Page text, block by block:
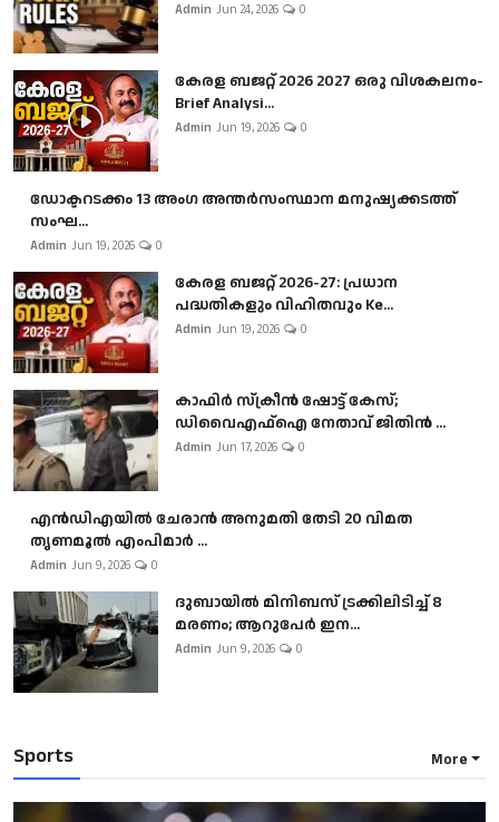
Admin Jun 24, 2026 0
കേരള ബജറ്റ് 2026 2027 ഒരു വിശകലനം-
Brief Analysi...
Admin Jun 19, 2026 0
ഡോക്ടറടക്കം 13 അംഗ അന്തർസംസ്ഥാന മനുഷ്യക്കടത്ത്
സംഘ...
Admin Jun 19, 2026 0
കേരള ബജറ്റ് 2026-27: പ്രധാന
പദ്ധതികളും വിഹിതവും Ke...
Admin Jun 19, 2026 0
കാഫിർ സ്‌ക്രീൻ ഷോട്ട് കേസ്;
ഡിവൈഎഫ്ഐ നേതാവ് ജിതിൻ ...
Admin Jun 17, 2026 0
എൻഡിഎയിൽ ചേരാൻ അനുമതി തേടി 20 വിമത
തൃണമൂൽ എംപിമാർ ...
Admin Jun 9, 2026 0
ദുബായിൽ മിനിബസ്​ ട്രക്കിലിടിച്ച് 8
മരണം; ആറുപേർ ഇന...
Admin Jun 9, 2026 0
Sports More